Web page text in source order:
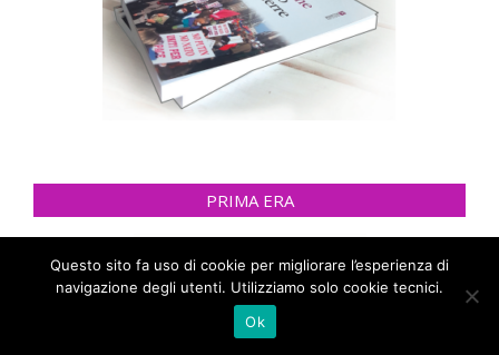
PRIMA ERA
Questo sito fa uso di cookie per migliorare l’esperienza di
navigazione degli utenti. Utilizziamo solo cookie tecnici.
Ok